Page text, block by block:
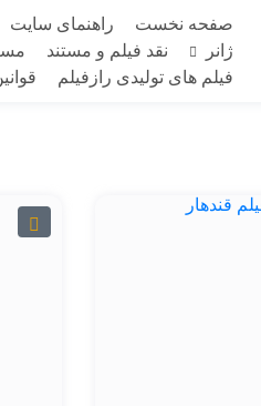
صفحه نخست راهنمای سایت
ژانر
نقد فیلم و مستند
فیلم های تولیدی رازفیلم